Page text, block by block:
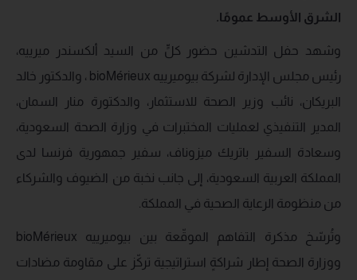
الشرق الأوسط عمومًا.
وشهد حفل التدشين حضور كلٍّ من السيد ألكسندر ميرييه،
رئيس مجلس الإدارة لشركة بيوميرييه bioMérieux ، والدكتور خالد
البريكان، نائب وزير الصحة للاستثمار، والدكتورة منار السمان،
المدير التنفيذي لعمليات المختبرات في وزارة الصحة السعودية،
وسعادة السفير باتريك ميزوناف، سفير جمهورية فرنسا لدى
المملكة العربية السعودية، إلى جانب نخبة من الضيوف والشركاء
من منظومة الرعاية الصحية في المملكة.
وتُرسّخ مذكرة التفاهم الموقّعة بين بيوميرييه bioMérieux
ووزارة الصحة إطار شراكةٍ استراتيجية تركّز على مقاومة مضادات